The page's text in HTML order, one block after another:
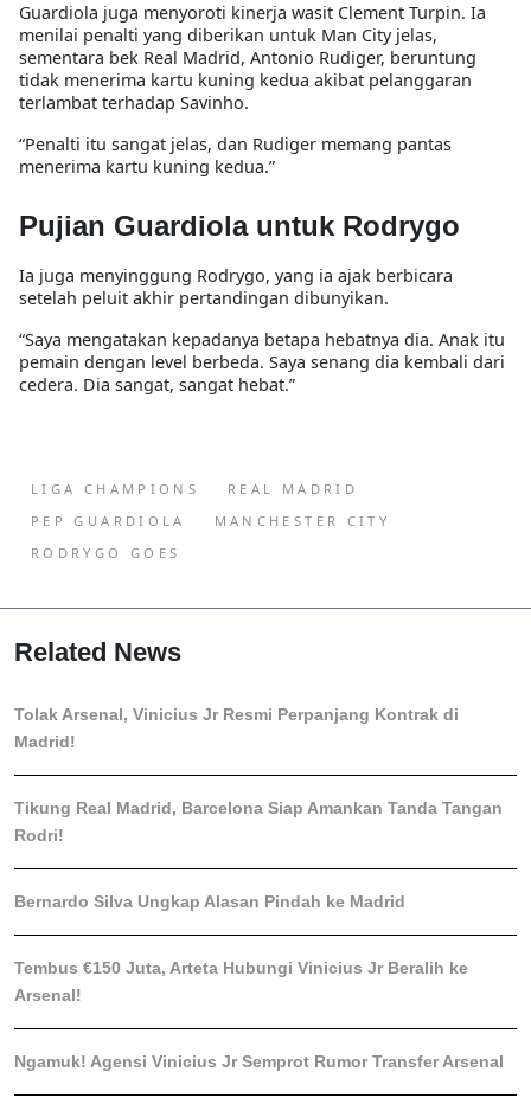
Guardiola juga menyoroti kinerja wasit Clement Turpin. Ia
menilai penalti yang diberikan untuk Man City jelas,
sementara bek Real Madrid, Antonio Rudiger, beruntung
tidak menerima kartu kuning kedua akibat pelanggaran
terlambat terhadap Savinho.
“Penalti itu sangat jelas, dan Rudiger memang pantas
menerima kartu kuning kedua.”
Pujian Guardiola untuk Rodrygo
Ia juga menyinggung Rodrygo, yang ia ajak berbicara
setelah peluit akhir pertandingan dibunyikan.
“Saya mengatakan kepadanya betapa hebatnya dia. Anak itu
pemain dengan level berbeda. Saya senang dia kembali dari
cedera. Dia sangat, sangat hebat.”
LIGA CHAMPIONS
REAL MADRID
PEP GUARDIOLA
MANCHESTER CITY
RODRYGO GOES
Related News
Tolak Arsenal, Vinicius Jr Resmi Perpanjang Kontrak di
Madrid!
Tikung Real Madrid, Barcelona Siap Amankan Tanda Tangan
Rodri!
Bernardo Silva Ungkap Alasan Pindah ke Madrid
Tembus €150 Juta, Arteta Hubungi Vinicius Jr Beralih ke
Arsenal!
Ngamuk! Agensi Vinicius Jr Semprot Rumor Transfer Arsenal